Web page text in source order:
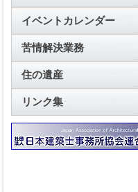
イベントカレンダー
苦情解決業務
住の遺産
リンク集